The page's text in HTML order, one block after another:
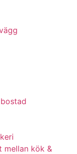
mellan kök &